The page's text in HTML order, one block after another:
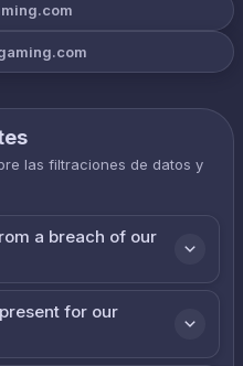
las filtraciones de datos y
a breach of our
for our